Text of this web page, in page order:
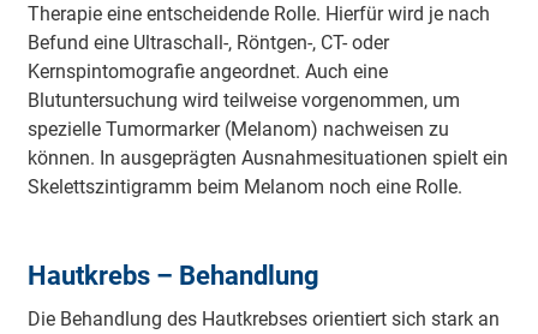
Therapie eine entscheidende Rolle. Hierfür wird je nach
Befund eine Ultraschall-, Röntgen-, CT- oder
Kernspintomografie angeordnet. Auch eine
Blutuntersuchung wird teilweise vorgenommen, um
spezielle Tumormarker (Melanom) nachweisen zu
können. In ausgeprägten Ausnahmesituationen spielt ein
Skelettszintigramm beim Melanom noch eine Rolle.
Hautkrebs – Behandlung
Die Behandlung des Hautkrebses orientiert sich stark an